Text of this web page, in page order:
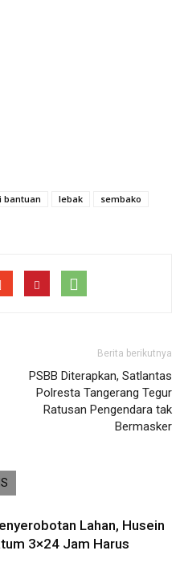
bantuan lebak
sembako
Berita berikutnya
PSBB Diterapkan, Satlantas
Polresta Tangerang Tegur
Ratusan Pengendara tak
Bermasker
Lahan, Husein
3×24 Jam Harus